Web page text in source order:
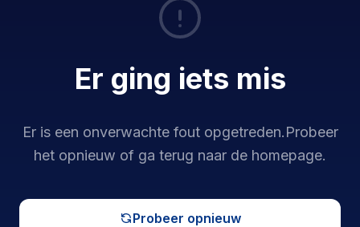
Er ging iets mis
Er is een onverwachte fout opgetreden.Probeer
het opnieuw of ga terug naar de homepage.
Probeer opnieuw